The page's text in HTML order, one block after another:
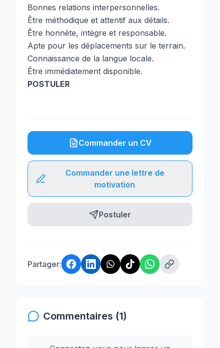
Bonnes relations interpersonnelles.
Être méthodique et attentif aux détails.
Être honnête, intègre et responsable.
Apte pour les déplacements sur le terrain.
Connaissance de la langue locale.
Être immédiatement disponible.
POSTULER
Commander un CV
Commander une lettre de
motivation
Postuler
Partager:
Commentaires (1)